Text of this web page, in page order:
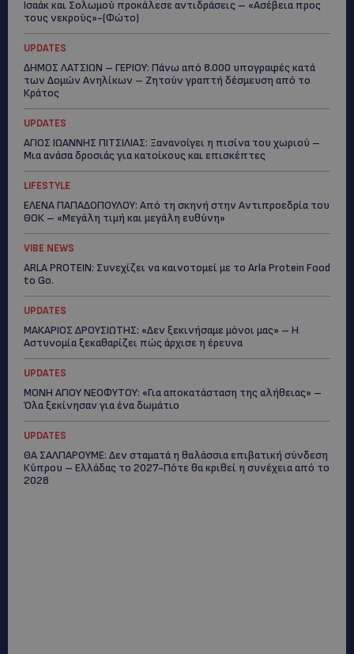
Ισαάκ και Σολωμού προκάλεσε αντιδράσεις – «Ασέβεια προς
τους νεκρούς»-(Φώτο)
UPDATES
ΔΗΜΟΣ ΛΑΤΣΙΩΝ – ΓΕΡΙΟΥ: Πάνω από 8.000 υπογραφές κατά
των Δομών Ανηλίκων – Ζητούν γραπτή δέσμευση από το
Κράτος
UPDATES
ΑΓΙΟΣ ΙΩΑΝΝΗΣ ΠΙΤΣΙΛΙΑΣ: Ξανανοίγει η πισίνα του χωριού –
Μια ανάσα δροσιάς για κατοίκους και επισκέπτες
LIFESTYLE
ΕΛΕΝΑ ΠΑΠΑΔΟΠΟΥΛΟΥ: Από τη σκηνή στην Αντιπροεδρία του
ΘΟΚ – «Μεγάλη τιμή και μεγάλη ευθύνη»
VIBE NEWS
ARLA PROTEIN: Συνεχίζει να καινοτομεί με το Arla Protein Food
to Go.
UPDATES
ΜΑΚΑΡΙΟΣ ΔΡΟΥΣΙΩΤΗΣ: «Δεν ξεκινήσαμε μόνοι μας» – Η
Αστυνομία ξεκαθαρίζει πώς άρχισε η έρευνα
UPDATES
ΜΟΝΗ ΑΓΙΟΥ ΝΕΟΦΥΤΟΥ: «Για αποκατάσταση της αλήθειας» –
Όλα ξεκίνησαν για ένα δωμάτιο
UPDATES
ΘΑ ΣΑΛΠΑΡΟΥΜΕ: Δεν σταματά η θαλάσσια επιβατική σύνδεση
Κύπρου – Ελλάδας το 2027-Πότε θα κριθεί η συνέχεια από το
2028